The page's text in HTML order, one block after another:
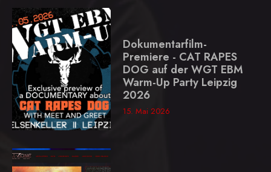
Dokumentarfilm-
Premiere - CAT RAPES
DOG auf der WGT EBM
Warm-Up Party Leipzig
2026
15. Mai 2026